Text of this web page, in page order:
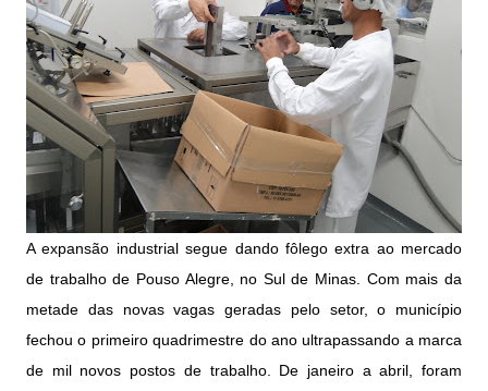
A expansão industrial segue dando fôlego extra ao mercado
de trabalho de Pouso Alegre, no Sul de Minas. Com mais da
metade das novas vagas geradas pelo setor, o município
fechou o primeiro quadrimestre do ano ultrapassando a marca
de mil novos postos de trabalho. De janeiro a abril, foram